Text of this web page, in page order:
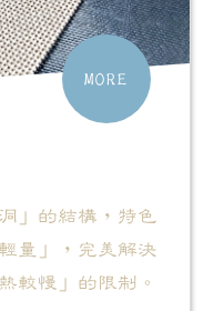
」的結構，特色
量」，完美解決
較慢」的限制。
MORE